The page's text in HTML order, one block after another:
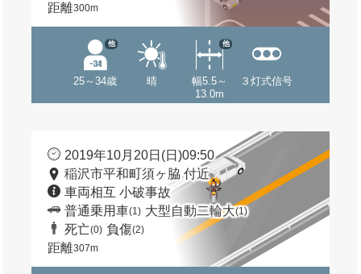
距離300m
25～34歳
他
晴
幅5.5～
13.0m
他
３灯式信号
2019年10月20日(日)09:50
稲沢市平和町須ヶ脇 付近
車両相互 小破事故
普通乗用車(1) 大型自動二輪大(1)
死亡(0) 負傷(2)
距離307m